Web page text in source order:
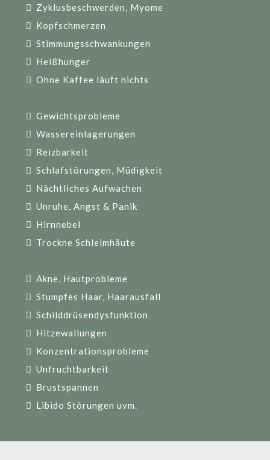
Zyklusbeschwerden, Myome
Kopfschmerzen
Stimmungsschwankungen
Heißhunger
Ohne Kaffee läuft nichts
Gewichtsprobleme
Wassereinlagerungen
Reizbarkeit
Schlafstörungen, Müdigkeit
Nächtliches Aufwachen
Unruhe, Angst & Panik
Hirnnebel
Trockne Schleimhäute
Akne, Hautprobleme
Stumpfes Haar, Haarausfall
Schilddrüsendysfunktion
Hitzewallungen
Konzentrationsprobleme
Unfruchtbarkeit
Brustspannen
Libido Störungen uvm.